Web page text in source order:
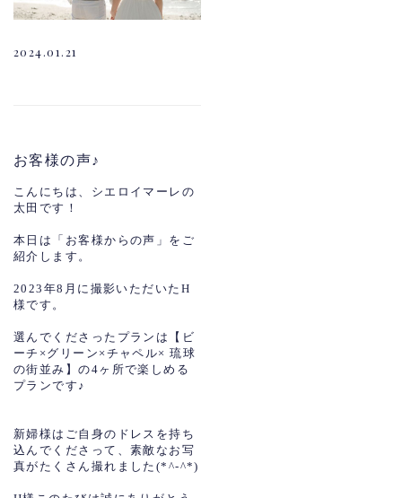
2024.01.21
お客様の声♪
こんにちは、シエロイマーレの
太田です！
本日は「お客様からの声」をご
紹介します。
2023年8月に撮影いただいたH
様です。
選んでくださったプランは【ビ
ーチ×グリーン×チャペル× 琉球
の街並み】の4ヶ所で楽しめる
プランです♪
新婦様はご自身のドレスを持ち
込んでくださって、素敵なお写
真がたくさん撮れました(*^-^*)